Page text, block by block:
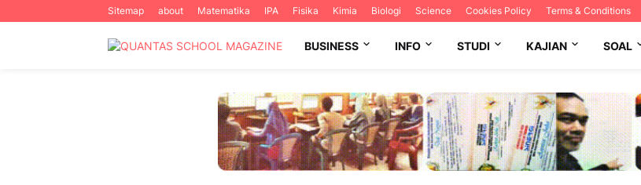
Sitemap about Matematika IPA Fisika Kimia Biologi Science Cookies Policy Terms & Conditions
BUSINESS INFO STUDI KAJIAN SOAL